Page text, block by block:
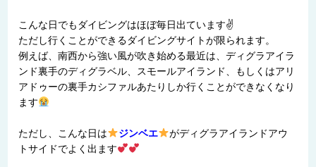
こんな日でもダイビングはほぼ毎日出ています✌
ただし行くことができるダイビングサイトが限られます。
例えば、南西から強い風が吹き始める最近は、ディグラアイラ
ンド裏手のディグラベル、スモールアイランド、もしくはアリ
アドゥーの裏手カシファルあたりしか行くことができなくなり
ます
ただし、こんな日は ジンベエ
がディグラアイランドアウ
トサイドでよく出ます